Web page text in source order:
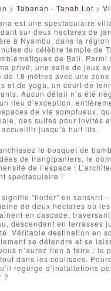
> Tabanan - Tanah Lot >
est une spectaculaire
sur deux hectares de
à Nyambu, dans la région
du célèbre temple de
de Bali. Parmi
privé, une salle de jeux
de 18 mètres avec une
et de yoga, un court de
Aucun détail n’a été
lieu d’exception,
de vie somptueux,
des suites pour invités
jusqu’à huit lits.
le bosquet de
de frangipaniers, le
de l’espace !
spectaculaire !
signifie "flotter" en sanskrit
de deux hectares où
en cascade,
descendant en terrasses
Véritable destination en
se détendre et se
n’aurez rien à faire : le
dans les coulisses.
regorge d’installations
?